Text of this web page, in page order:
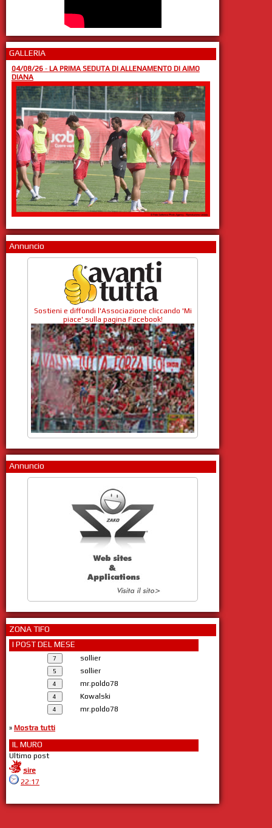
GALLERIA
04/08/26- LA PRIMA SEDUTA DI ALLENAMENTO DI AIMO
DIANA
Annuncio
Sostieni e diffondi l'Associazione cliccando 'Mi
piace' sulla pagina Facebook!
Annuncio
ZONA TIFO
I POST DEL MESE
sollier
sollier
mr.poldo78
Kowalski
mr.poldo78
» Mostra tutti
IL MURO
Ultimo post
sire
22:17